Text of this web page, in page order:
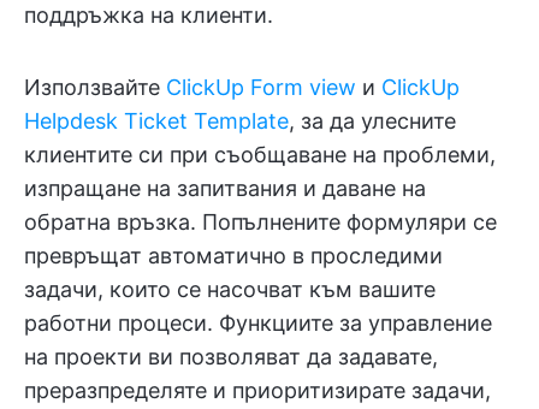
поддръжка на клиенти.
Използвайте ClickUp Form view и ClickUp
Helpdesk Ticket Template, за да улесните
клиентите си при съобщаване на проблеми,
изпращане на запитвания и даване на
обратна връзка. Попълнените формуляри се
превръщат автоматично в проследими
задачи, които се насочват към вашите
работни процеси. Функциите за управление
на проекти ви позволяват да задавате,
преразпределяте и приоритизирате задачи,